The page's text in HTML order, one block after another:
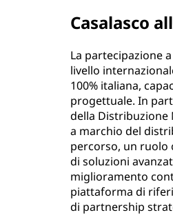
Casalasco
La partecipazione
livello
100% italiana,
progettuale. In
della Distribuzione
a marchio del
percorso, un ruolo
di soluzioni
miglioramento
piattaforma di
di partnership